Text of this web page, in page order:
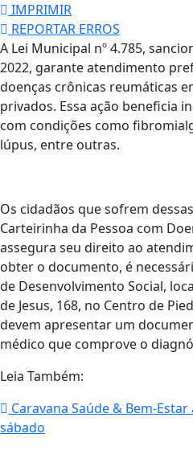
IMPRIMIR
REPORTAR ERROS
A Lei Municipal nº 4.785,
2022, garante atendimento
doenças crônicas reumáticas
privados. Essa ação beneficia
com condições como
lúpus, entre outras.
Os cidadãos que sofrem
Carteirinha da Pessoa com
assegura seu direito ao
obter o documento, é
de Desenvolvimento Social,
de Jesus, 168, no Centro de
devem apresentar um
médico que comprove o
Leia Também:
Caravana Saúde & Bem-
sábado